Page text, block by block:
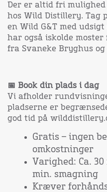
Der er altid fri
hos Wild Distillery. Tag
en Wild G&T med
har også iskolde
fra Svaneke Bryghus
📅 Book din plads i dag
Vi afholder
pladserne er
god tid på
Gratis – ingen
omkostninger
Varighed: Ca.
min. smagning
Kræver